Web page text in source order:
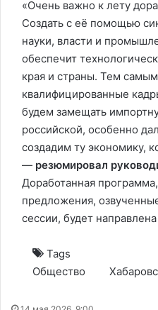
«Очень важно к лету
Создать с её помощью
науки, власти и
обеспечит
края и страны. Тем
квалифицированные
будем замещать
российской, особенно
создадим ту экономику,
— резюмировал
Доработанная
предложения,
сессии, будет
Tags
Общество